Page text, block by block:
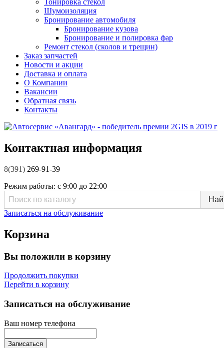
Шумоизоляция
Бронирование автомобиля
Бронирование кузова
Бронирование и полировка фар
Ремонт стекол (сколов и трещин)
Заказ запчастей
Новости и акции
Доставка и оплата
О Компании
Вакансии
Обратная связь
Контакты
Контактная информация
8(391) 269-91-39
Режим работы: с 9:00 до 22:00
Записаться на обслуживание
Корзина
Вы положили в корзину
Продолжить покупки
Перейти в корзину
Записаться на обслуживание
Ваш номер телефона
Записаться